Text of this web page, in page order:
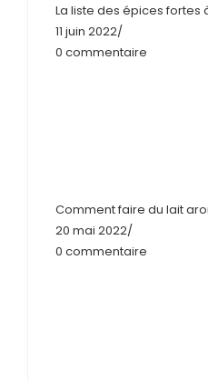
La liste des épices fortes
11 juin 2022/
0 commentaire
Comment faire du lait
20 mai 2022/
0 commentaire